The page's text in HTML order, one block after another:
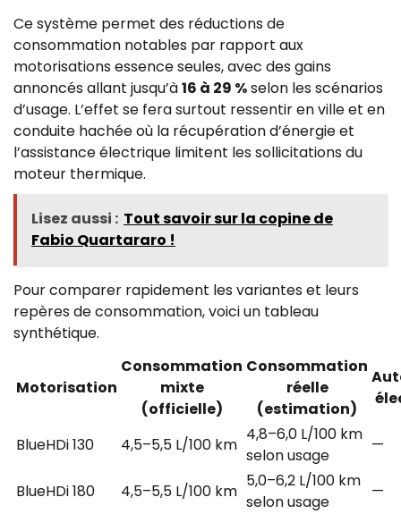
Ce système permet des réductions de
consommation notables par rapport aux
motorisations essence seules, avec des gains
annoncés allant jusqu’à16 à 29 %selon les scénarios
d’usage. L’effet se fera surtout ressentir en ville et en
conduite hachée où la récupération d’énergie et
l’assistance électrique limitent les sollicitations du
moteur thermique.
Lisez aussi : Tout savoir sur la copine de
Fabio Quartararo !
Pour comparer rapidement les variantes et leurs
repères de consommation, voici un tableau
synthétique.
Motorisation
Consommation
mixte
(officielle)
Consommation
réelle
(estimation)
BlueHDi 130 4,5–5,5 L/100 km
4,8–6,0 L/100 km
selon usage
—
BlueHDi 180 4,5–5,5 L/100 km
5,0–6,2 L/100 km
selon usage
—